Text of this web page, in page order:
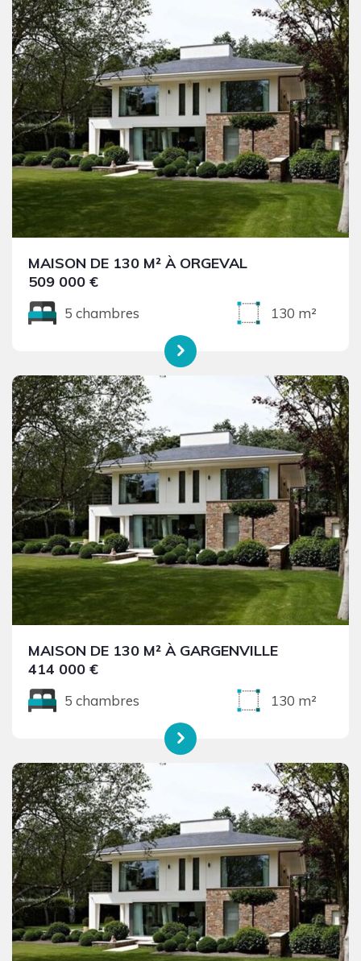
MAISON DE 130 M² À ORGEVAL
509 000 €
5 chambres 130 m²
MAISON DE 130 M² À GARGENVILLE
414 000 €
5 chambres 130 m²